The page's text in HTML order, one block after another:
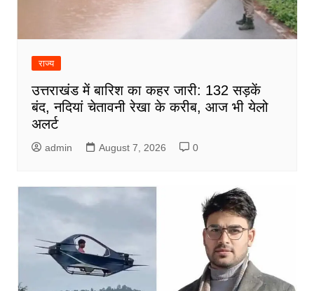
राज्य
उत्तराखंड में बारिश का कहर जारी: 132 सड़कें
बंद, नदियां चेतावनी रेखा के करीब, आज भी येलो
अलर्ट
admin August 7, 2026 0